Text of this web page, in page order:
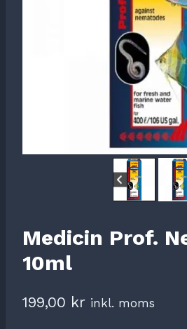
Medicin Prof.
10ml
199,00 kr inkl. moms